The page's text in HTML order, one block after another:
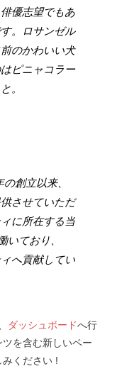
優志望でもあ
。ロサンゼル
のかわいい犬
ピニャコラー
。
創立以来、
させていただ
に所在する当
ており、
へ貢献してい
ダッシュボードへ行
を含む新しいペー
ください !